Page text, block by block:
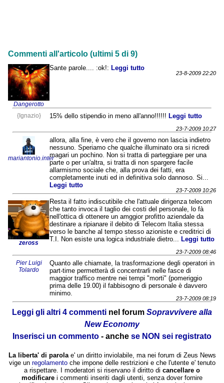
Commenti all'articolo (ultimi 5 di 9)
Dangerotto
Sante parole.... :ok!:Leggi tutto
23-8-2009 22:20
{Ignazio} 15% dello stipendio in meno all'anno!!!!!! Leggi tutto
23-7-2009 10:27
mariantonio.inter
allora, alla fine, è vero che il governo non lascia indietro
nessuno. Speriamo che qualche illuminato ora si ricredi
magari un pochino. Non si tratta di parteggiare per una
parte o per un'altra, si tratta di non spargere facile
allarmismo sociale che, alla prova dei fatti, era
completamente inuti ed in definitiva solo dannoso. Si...
Leggi tutto
23-7-2009 10:26
zeross
Resta il fatto indiscutibile che l'attuale dirigenza telecom
che tanto invoca il taglio dei costi del personale, lo fà
nell'ottica di ottenere un amggior profitto aziendale da
destinare a ripianare il debito di Telecom Italia stessa
verso le banche al tempo stesso azioniste e creditrici di
T.I. Non esiste una logica industriale dietro...Leggi tutto
23-7-2009 08:46
Pier Luigi
Tolardo
Quanto alle chiamate, la trasformazione degli operatori in
part-time permetterà di concentrarli nelle fasce di
maggior traffico mentre nei tempi "morti" (pomeriggio
prima delle 19.00) il fabbisogno di personale è davvero
minimo.
23-7-2009 08:19
Leggi gli altri 4 commenti nel forum Sopravvivere alla
New Economy
Inserisci un commento - anche se NON sei registrato
La liberta' di parolae' un diritto inviolabile, ma nei forum di Zeus News
vige un regolamentoche impone delle restrizioni e che l'utente e' tenuto
a rispettare. I moderatori si riservano il diritto di cancellare o
modificare i commenti inseriti dagli utenti, senza dover fornire